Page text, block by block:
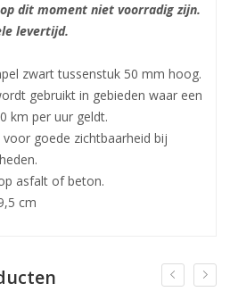
dit moment niet voorradig zijn.
levertijd.
zwart tussenstuk 50 mm hoog.
gebruikt in gebieden waar een
km per uur geldt.
goede zichtbaarheid bij
asfalt of beton.
cm